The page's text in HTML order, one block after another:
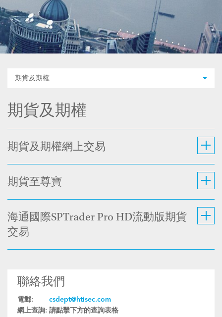
期貨及期權
期貨及期權
期貨及期權網上交易
期貨至尊寶
海通國際SPTrader Pro HD流動版期貨
交易
聯絡我們
電郵:
csdept@htisec.com
網上查詢: 請點擊下方的查詢表格